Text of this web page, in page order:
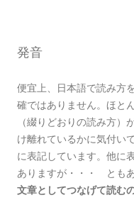
発音
便宜上、日本語で読み方
確ではありません。ほと
（綴りどおりの読み方
け離れているかに気付い
に表記しています。他に
ありますが・・・ とも
文章としてつなげて読む